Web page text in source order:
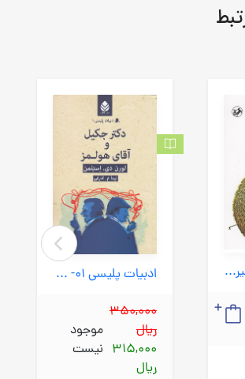
ادبیات پلیسی 01- دکتر جکیل و آقای هولمز (قطره) رقعی شومیز
350,000
ریال
315,000
ریال
موجود
نیست
شازده کوچولو (امیرکبیر) رقعی شومیز